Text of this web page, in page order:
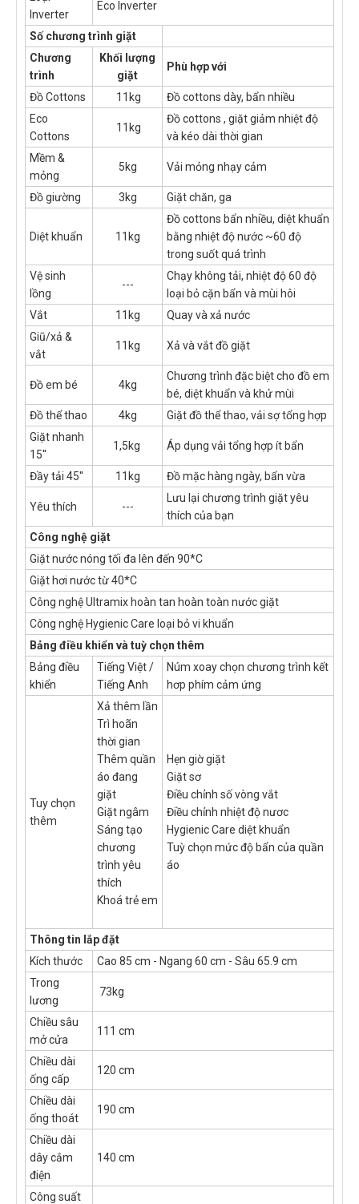
Inverter
Eco Inverter
Số chương trình giặt
Chương
trình
Khối lượng
giặt
Phù hợp với
Đồ Cottons 11kg
Đồ cottons dày, bẩn nhiều
Eco
Cottons
11kg
Đồ cottons , giặt giảm nhiệt độ
và kéo dài thời gian
Mềm &
mỏng
5kg Vải mỏng nhạy cảm
Đồ giường 3kg Giặt chăn, ga
Diệt khuẩn 11kg
Đồ cottons bẩn nhiều, diệt khuẩn
bằng nhiệt độ nước ~60 độ
trong suốt quá trình
Vệ sinh
lồng
---
Chạy không tải, nhiệt độ 60 độ
loại bỏ cặn bẩn và mùi hôi
Vắt
11kg
Quay và xả nước
Giũ/xả &
vắt
11kg Xả và vắt đồ giặt
Đồ em bé 4kg
Chương trình đặc biệt cho đồ em
bé, diệt khuẩn và khử mùi
Đồ thể thao
4kg
Giặt đồ thể thao, vải sợ tổng hợp
Giặt nhanh
15''
1,5kg Áp dụng vải tổng hợp ít bẩn
Đầy tải 45'' 11kg Đồ mặc hàng ngày, bẩn vừa
Yêu thích ---
Lưu lại chương trình giặt yêu
thích của bạn
Công nghệ giặt
Giặt nước nóng tối đa lên đến 90*C
Giặt hơi nước từ 40*C
Công nghệ Ultramix hoàn tan hoàn toàn nước giặt
Công nghệ Hygienic Care loại bỏ vi khuẩn
Bảng điều khiển và tuỳ chọn thêm
Bảng điều
khiển
Tiếng Việt /
Tiếng Anh
Núm xoay chọn chương trình kết
hơp phím cảm ứng
Tuy chọn
thêm
Xả thêm lần
Trì hoãn
thời gian
Thêm quần
áo đang
giặt
Giặt ngâm
Sáng tạo
chương
trình yêu
thích
Khoá trẻ em
Hẹn giờ giặt
Giặt sơ
Điều chỉnh số vòng vắt
Điều chỉnh nhiệt độ nươc
Hygienic Care diệt khuẩn
Tuỳ chọn mức độ bẩn của quần
áo
Thông tin lắp đặt
Kích thước
Cao 85 cm - Ngang 60 cm - Sâu 65.9 cm
Trong
lương
73kg
Chiều sâu
mở cửa
111 cm
Chiều dài
ống cấp
120 cm
Chiều dài
ống thoát
190 cm
Chiều dài
dây cắm
điện
140 cm
Công suất